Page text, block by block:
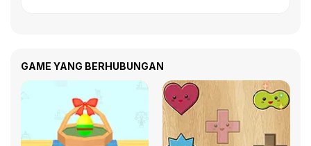
GAME YANG BERHUBUNGAN